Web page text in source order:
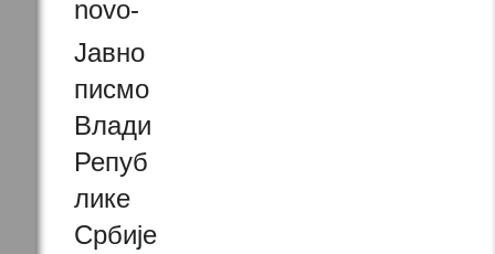
Јавно
писмо
Влади
Репуб
лике
Србије